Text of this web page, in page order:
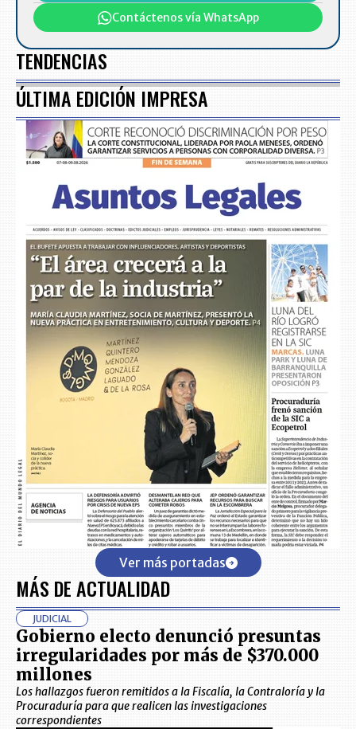
Contáctenos vía WhatsApp
TENDENCIAS
ÚLTIMA EDICIÓN IMPRESA
Ver más portadas
MÁS DE ACTUALIDAD
JUDICIAL
Gobierno electo denunció presuntas
irregularidades por más de $370.000
millones
Los hallazgos fueron remitidos a la Fiscalía, la Contraloría y la
Procuraduría para que realicen las investigaciones
correspondientes